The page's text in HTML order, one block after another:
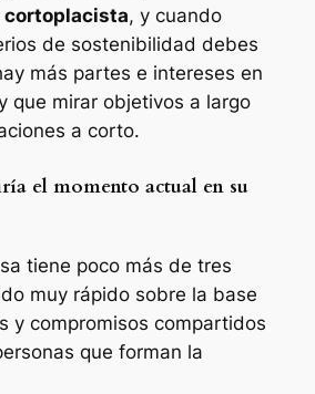
cortoplacista, y cuando
de sostenibilidad debes
más partes e intereses en
que mirar objetivos a largo
a corto.
el momento actual en su
tiene poco más de tres
muy rápido sobre la base
y compromisos compartidos
que forman la